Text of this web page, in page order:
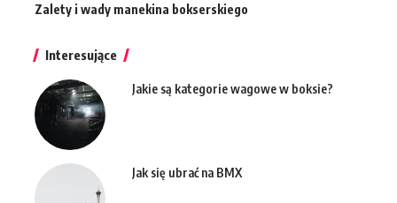
Zalety i wady manekina bokserskiego
Interesujące
Jakie są kategorie wagowe w boksie?
Jak się ubrać na BMX